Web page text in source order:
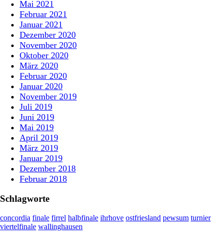
Mai 2021
Februar 2021
Januar 2021
Dezember 2020
November 2020
Oktober 2020
März 2020
Februar 2020
Januar 2020
November 2019
Juli 2019
Juni 2019
Mai 2019
April 2019
März 2019
Januar 2019
Dezember 2018
Februar 2018
Schlagworte
concordia finale firrel halbfinale ihrhove ostfriesland pewsum turnier
viertelfinale wallinghausen